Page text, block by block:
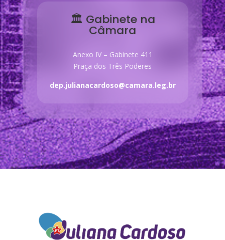
🏛 Gabinete na
Câmara
Anexo IV – Gabinete 411
Praça dos Três Poderes
dep.julianacardoso@camara.leg.br